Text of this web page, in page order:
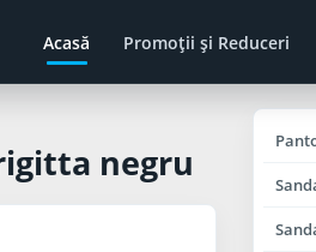
Acasă Promoţii şi Reduceri
negru